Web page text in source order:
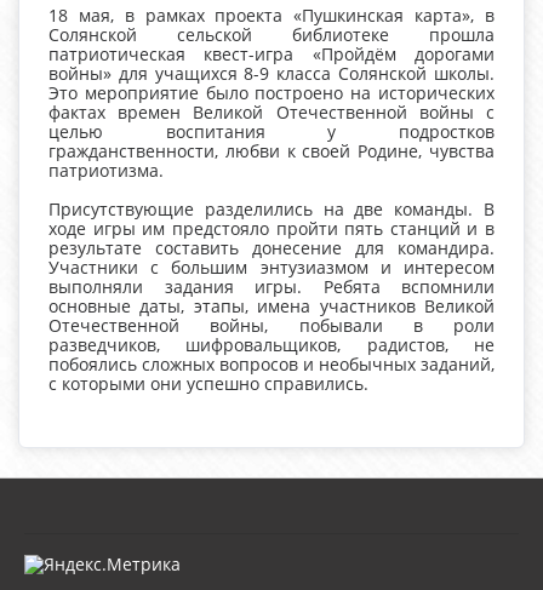
18 мая, в рамках проекта «Пушкинская карта», в
Солянской сельской библиотеке прошла
патриотическая квест-игра «Пройдём дорогами
войны» для учащихся 8-9 класса Солянской школы.
Это мероприятие было построено на исторических
фактах времен Великой Отечественной войны с
целью воспитания у подростков
гражданственности, любви к своей Родине, чувства
патриотизма.
Присутствующие разделились на две команды. В
ходе игры им предстояло пройти пять станций и в
результате составить донесение для командира.
Участники с большим энтузиазмом и интересом
выполняли задания игры. Ребята вспомнили
основные даты, этапы, имена участников Великой
Отечественной войны, побывали в роли
разведчиков, шифровальщиков, радистов, не
побоялись сложных вопросов и необычных заданий,
с которыми они успешно справились.